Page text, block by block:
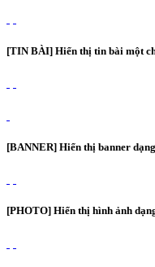
[TIN BÀI] Hiển thị tin bài một
[BANNER] Hiển thị banner
[PHOTO] Hiển thị hình ảnh